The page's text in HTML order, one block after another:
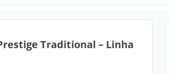
Traditional – Linha